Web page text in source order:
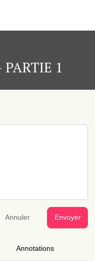
1
Annuler Envoyer
Annotations